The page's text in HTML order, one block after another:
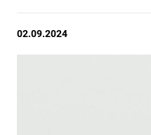
02.09.2024